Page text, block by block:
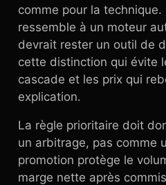
comme pour la technique.
ressemble à un moteur
devrait rester un outil de
cette distinction qui évite
cascade et les prix qui
explication.
La règle prioritaire doit
un arbitrage, pas comme
promotion protège le
marge nette après